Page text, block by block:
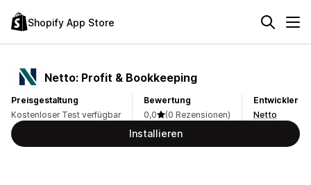
Shopify App Store
Netto: Profit & Bookkeeping
Preisgestaltung
Kostenloser Test verfügbar
Bewertung
0,0
(0 Rezensionen)
Entwickler
Netto
Installieren